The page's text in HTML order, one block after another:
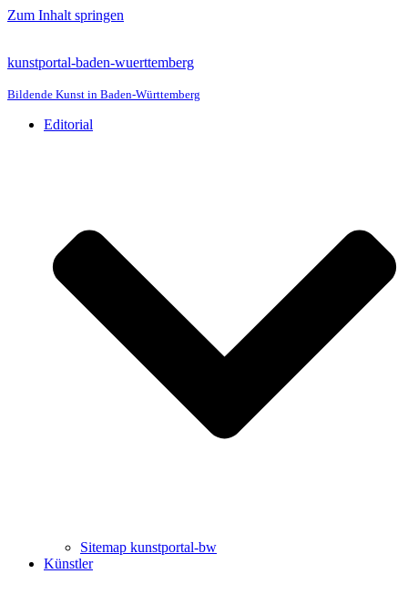
Zum Inhalt springen
kunstportal-baden-wuerttemberg
Bildende Kunst in Baden-Württemberg
Editorial
Sitemap kunstportal-bw
Künstler